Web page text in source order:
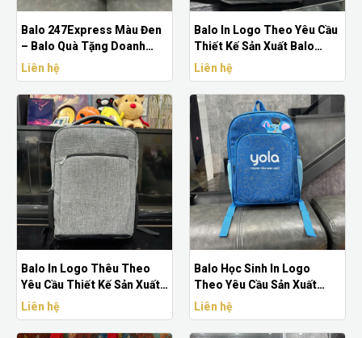
Balo 247Express Màu Đen
– Balo Quà Tặng Doanh
Nghiệp Sản Xuất Theo Yêu
Cầu
Liên hệ
Balo In Logo Theo Yêu Cầu
Thiết Kế Sản Xuất Balo
Doanh Nghiệp Cao Cấp
Liên hệ
Balo In Logo Thêu Theo
Yêu Cầu Thiết Kế Sản Xuất
Balo Doanh Nghiệp
Liên hệ
Balo Học Sinh In Logo
Theo Yêu Cầu Sản Xuất
Balo Doanh Nghiệp
Liên hệ